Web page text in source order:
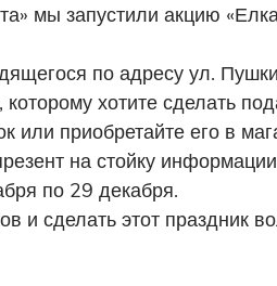
мы запустили акцию
по адресу ул.
хотите сделать
или приобретайте его в
на стойку
по 29 декабря.
и сделать этот